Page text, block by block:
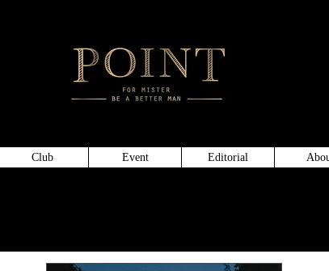
Club Event Editorial